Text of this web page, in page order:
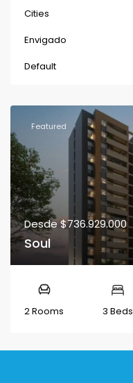
Cities
Envigado
Default
Featured
Desde$736.929.000
Soul
2 Rooms 3 Beds